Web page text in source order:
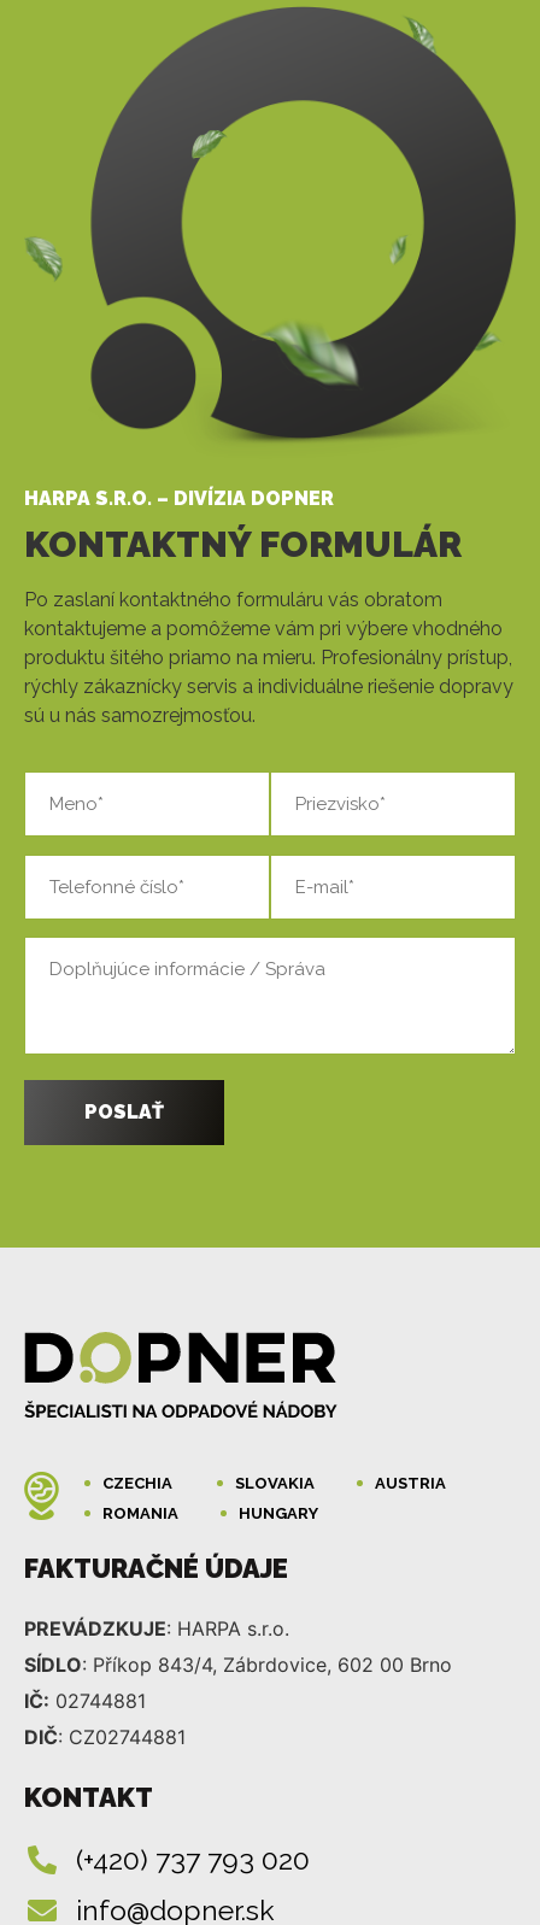
HARPA S.R.O. – DIVÍZIA DOPNER
KONTAKTNÝ FORMULÁR
Po zaslaní kontaktného formuláru vás obratom
kontaktujeme a pomôžeme vám pri výbere vhodného
produktu šitého priamo na mieru. Profesionálny prístup,
rýchly zákaznícky servis a individuálne riešenie dopravy
sú u nás samozrejmosťou.
CZECHIA SLOVAKIA
AUSTRIA
ROMANIA
HUNGARY
FAKTURAČNÉ ÚDAJE
PREVÁDZKUJE: HARPA s.r.o.
SÍDLO: Příkop 843/4, Zábrdovice, 602 00 Brno
IČ: 02744881
DIČ: CZ02744881
KONTAKT
(+420) 737 793 020
info@dopner.sk